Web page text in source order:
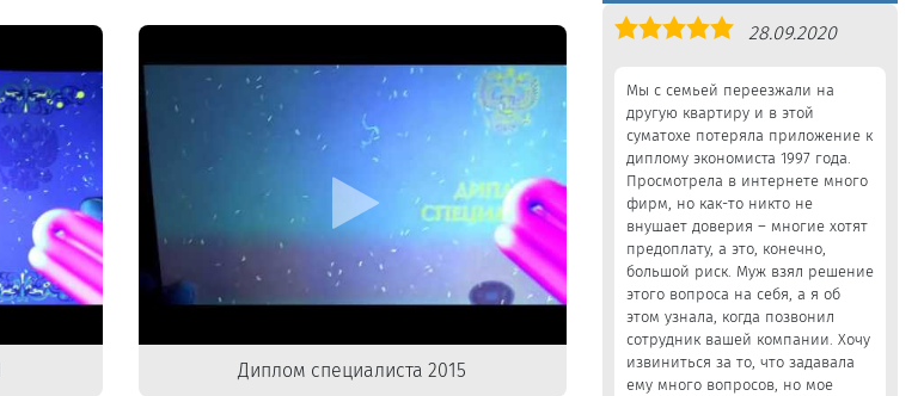
Диплом специалиста 2015
Оценка
28.09.2020
Мы с семьей переезжали на
другую квартиру и в этой
суматохе потеряла приложение к
диплому экономиста 1997 года.
Просмотрела в интернете много
фирм, но как-то никто не
внушает доверия – многие хотят
предоплату, а это, конечно,
большой риск. Муж взял решение
этого вопроса на себя, а я об
этом узнала, когда позвонил
сотрудник вашей компании. Хочу
извиниться за то, что задавала
ему много вопросов, но мое